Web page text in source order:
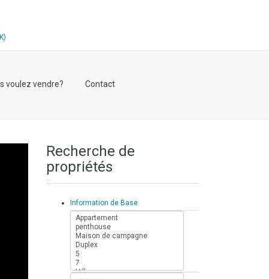
voulez vendre? Contact
Recherche de
propriétés
Information de Base